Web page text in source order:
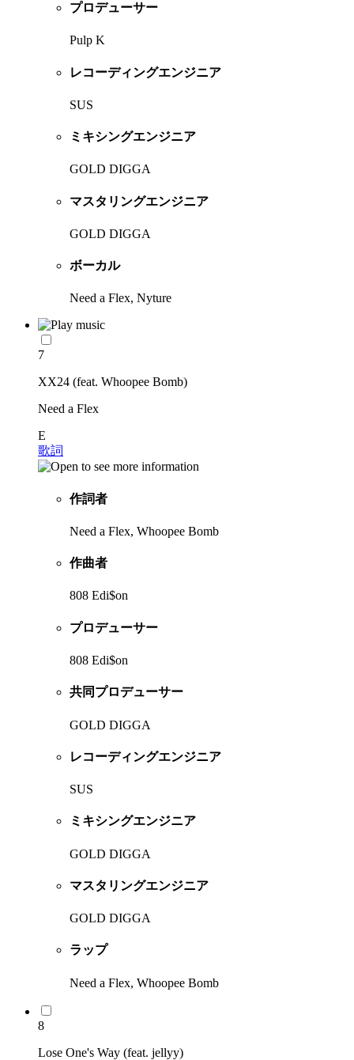
プロデューサー
Pulp K
レコーディングエンジニア
SUS
ミキシングエンジニア
GOLD DIGGA
マスタリングエンジニア
GOLD DIGGA
ボーカル
Need a Flex, Nyture
7
XX24 (feat. Whoopee Bomb)
Need a Flex
E
歌詞
作詞者
Need a Flex, Whoopee Bomb
作曲者
808 Edi$on
プロデューサー
808 Edi$on
共同プロデューサー
GOLD DIGGA
レコーディングエンジニア
SUS
ミキシングエンジニア
GOLD DIGGA
マスタリングエンジニア
GOLD DIGGA
ラップ
Need a Flex, Whoopee Bomb
8
Lose One's Way (feat. jellyy)